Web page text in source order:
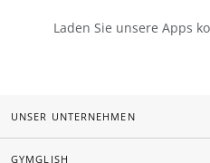
Laden Sie unsere Apps
UNSER UNTERNEHMEN
GYMGLISH